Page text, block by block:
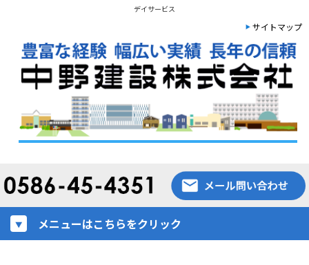
デイサービス
サイトマップ
メニューはこちらをクリック